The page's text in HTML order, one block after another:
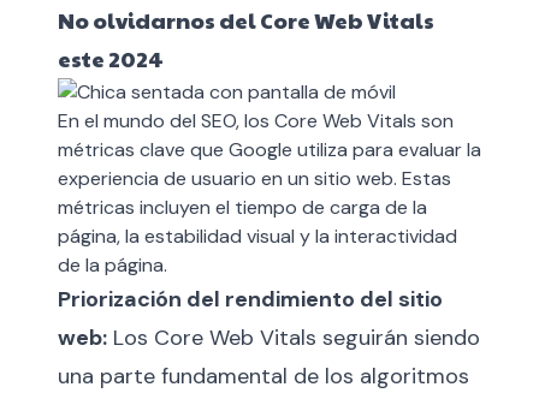
No olvidarnos del Core Web Vitals
este 2024
En el mundo del SEO, los Core Web Vitals son
métricas clave que Google utiliza para evaluar la
experiencia de usuario en un sitio web. Estas
métricas incluyen el tiempo de carga de la
página, la estabilidad visual y la interactividad
de la página.
Priorización del rendimiento del sitio
web: Los Core Web Vitals seguirán siendo
una parte fundamental de los algoritmos